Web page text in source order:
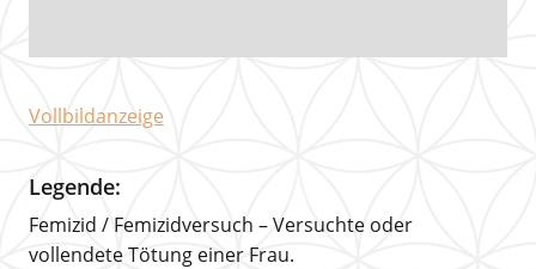
Vollbildanzeige
Legende:
Femizid / Femizidversuch – Versuchte oder
vollendete Tötung einer Frau.